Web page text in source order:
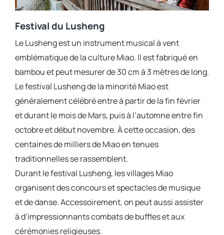
Festival du Lusheng
Le Lusheng est un instrument musical à vent
emblématique de la culture Miao. Il est fabriqué en
bambou et peut mesurer de 30 cm à 3 mètres de long.
Le festival Lusheng de la minorité Miao est
généralement célébré entre à partir de la fin février
et durant le mois de Mars, puis à l’automne entre fin
octobre et début novembre. À cette occasion, des
centaines de milliers de Miao en tenues
traditionnelles se rassemblent.
Durant le festival Lusheng, les villages Miao
organisent des concours et spectacles de musique
et de danse. Accessoirement, on peut aussi assister
à d’impressionnants combats de buffles et aux
cérémonies religieuses.